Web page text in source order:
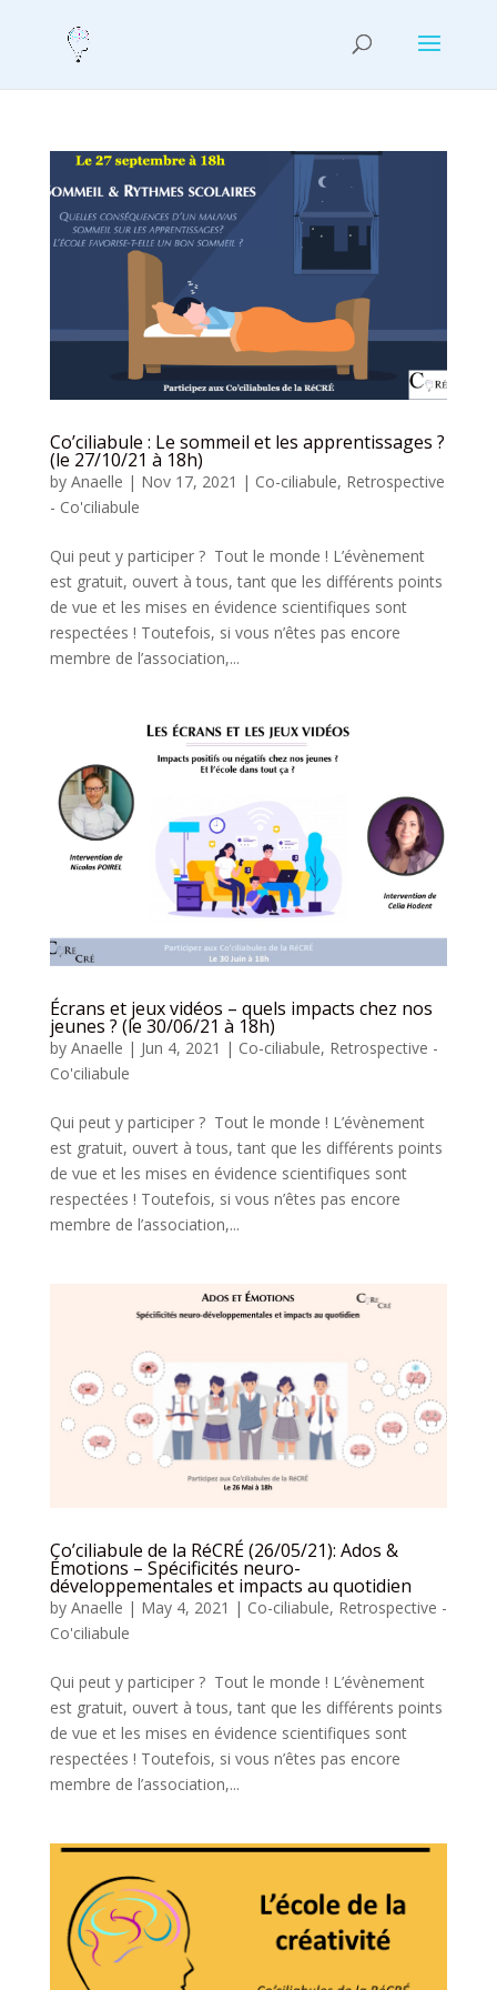
Co’ciliabule : Le sommeil et les apprentissages ?
(le 27/10/21 à 18h)
by Anaelle | Nov 17, 2021 | Co-ciliabule, Retrospective
- Co'ciliabule
Qui peut y participer ? Tout le monde ! L’évènement
est gratuit, ouvert à tous, tant que les différents points
de vue et les mises en évidence scientifiques sont
respectées ! Toutefois, si vous n’êtes pas encore
membre de l’association,...
Écrans et jeux vidéos – quels impacts chez nos
jeunes ? (le 30/06/21 à 18h)
by Anaelle | Jun 4, 2021 | Co-ciliabule, Retrospective -
Co'ciliabule
Qui peut y participer ? Tout le monde ! L’évènement
est gratuit, ouvert à tous, tant que les différents points
de vue et les mises en évidence scientifiques sont
respectées ! Toutefois, si vous n’êtes pas encore
membre de l’association,...
Co’ciliabule de la RéCRÉ (26/05/21): Ados &
Émotions – Spécificités neuro-
développementales et impacts au quotidien
by Anaelle | May 4, 2021 | Co-ciliabule, Retrospective -
Co'ciliabule
Qui peut y participer ? Tout le monde ! L’évènement
est gratuit, ouvert à tous, tant que les différents points
de vue et les mises en évidence scientifiques sont
respectées ! Toutefois, si vous n’êtes pas encore
membre de l’association,...